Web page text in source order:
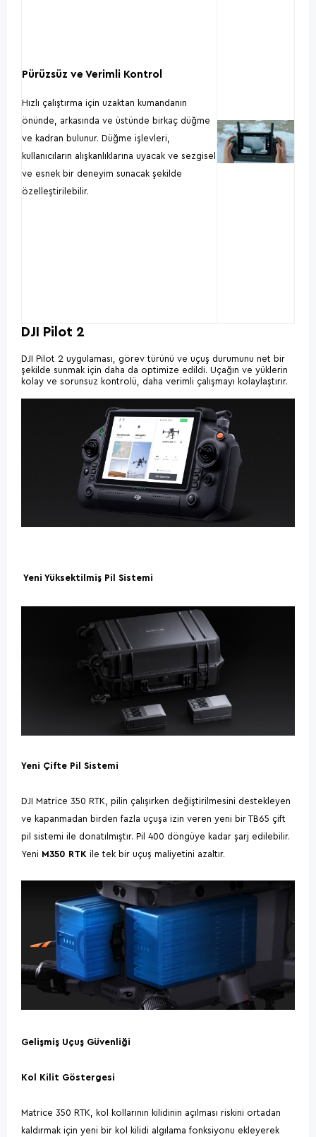
Pürüzsüz ve Verimli Kontrol
Hızlı çalıştırma için uzaktan kumandanın
önünde, arkasında ve üstünde birkaç düğme
ve kadran bulunur. Düğme işlevleri,
kullanıcıların alışkanlıklarına uyacak ve sezgisel
ve esnek bir deneyim sunacak şekilde
özelleştirilebilir.
DJI Pilot 2
DJI Pilot 2 uygulaması, görev türünü ve uçuş durumunu net bir
şekilde sunmak için daha da optimize edildi. Uçağın ve yüklerin
kolay ve sorunsuz kontrolü, daha verimli çalışmayı kolaylaştırır.
Yeni Yüksektilmiş Pil Sistemi
Yeni Çifte Pil Sistemi
DJI Matrice 350 RTK , pilin çalışırken değiştirilmesini destekleyen
ve kapanmadan birden fazla uçuşa izin veren yeni bir TB65 çift
pil sistemi ile donatılmıştır. Pil 400 döngüye kadar şarj edilebilir.
Yeni M350 RTK ile tek bir uçuş maliyetini azaltır.
Gelişmiş Uçuş Güvenliği
Kol Kilit Göstergesi
Matrice 350 RTK, kol kollarının kilidinin açılması riskini ortadan
kaldırmak için yeni bir kol kilidi algılama fonksiyonu ekleyerek